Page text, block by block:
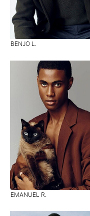
BENJO L.
EMANUEL R.